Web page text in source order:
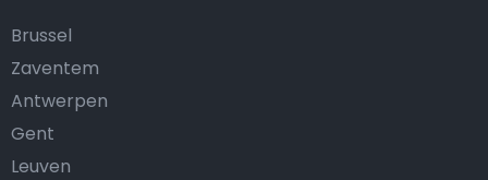
Brussel
Zaventem
Antwerpen
Gent
Leuven